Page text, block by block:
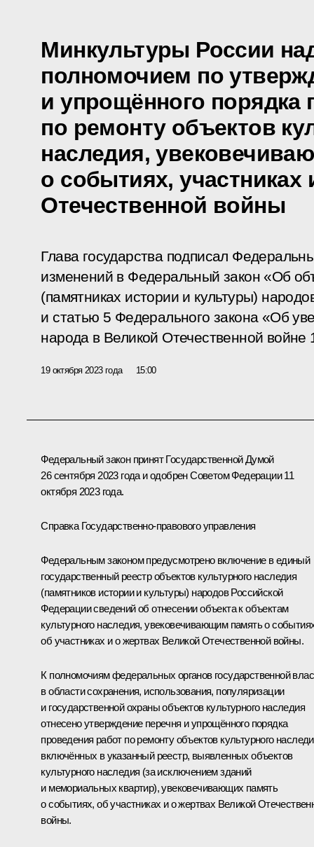
Минкультуры России
полномочием по
и упрощённого порядка
по ремонту объектов
наследия,
о событиях,
Отечественной войны
Глава государства подписал
изменений в Федеральный закон «Об
(памятниках истории и культуры)
и статью 5 Федерального закона «Об
народа в Великой Отечественной войне
19 октября 2023 года 15:00
Федеральный закон принят Государственной Думой
26 сентября 2023 года и одобрен Советом Федерации 11
октября 2023 года.
Справка Государственно-правового управления
Федеральным законом предусмотрено включение в единый
государственный реестр объектов культурного наследия
(памятников истории и культуры) народов Российской
Федерации сведений об отнесении объекта к объектам
культурного наследия, увековечивающим память о
об участниках и о жертвах Великой Отечественной войны.
К полномочиям федеральных органов государственной
в области сохранения, использования, популяризации
и государственной охраны объектов культурного наследия
отнесено утверждение перечня и упрощённого порядка
проведения работ по ремонту объектов культурного
включённых в указанный реестр, выявленных объектов
культурного наследия (за исключением зданий
и мемориальных квартир), увековечивающих память
о событиях, об участниках и о жертвах Великой
войны.